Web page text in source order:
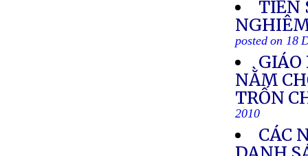
TIẾN
posted on 18
GIÁO
NẰM
TRỐN
2010
CÁC